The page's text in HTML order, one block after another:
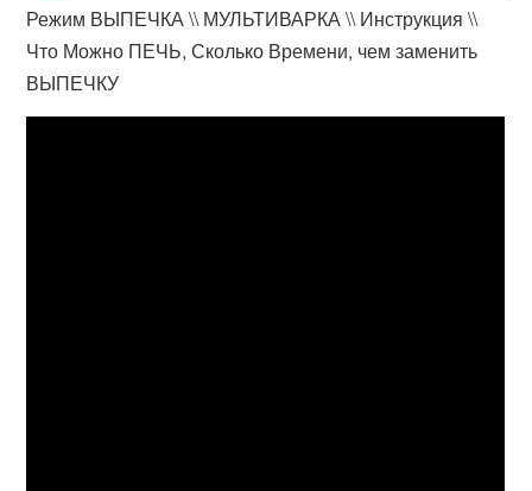
Режим ВЫПЕЧКА \\ МУЛЬТИВАРКА \\ Инструкция \\
Что Можно ПЕЧЬ, Сколько Времени, чем заменить
ВЫПЕЧКУ